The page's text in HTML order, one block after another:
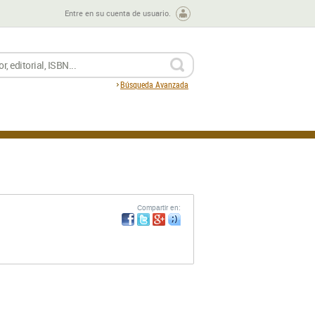
Entre en su cuenta de usuario.
Búsqueda Avanzada
Compartir en: